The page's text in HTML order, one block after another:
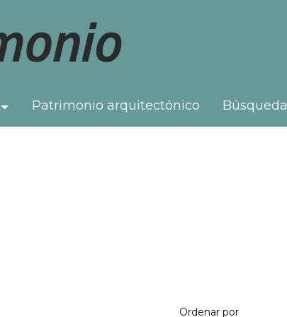
Toggle Dropdown
Patrimonio arquitectónico Búsqueda
Ordenar por